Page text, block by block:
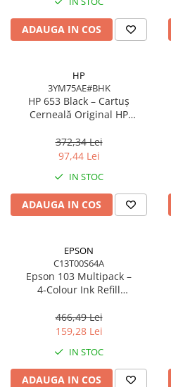
Alte Cabluri
Cabluri Usb & Thunderbolt
Hub-uri USB
Genți & Rucsacuri
Husa Laptop
Rucsacuri & Genți Laptop
Kit-uri Tastatura si Mouse
UPS
USB & Card Readers
Cititoare de Carduri Usb
Accesspoints & Controllere
Antene rețea
Modemuri
ADAUGA IN COS
HP
3YM75AE#BHK
HP 653 Black – Cartuș
Cerneală Original HP
pagini
372,34 Lei
97,44 Lei
IN STOC
ADAUGA IN COS
EPSON
C13T00S64A
Epson 103 Multipack –
4‑Colour Ink Refill
EcoTank, 4500/7500 pagini
466,49 Lei
159,28 Lei
IN STOC
ADAUGA IN COS